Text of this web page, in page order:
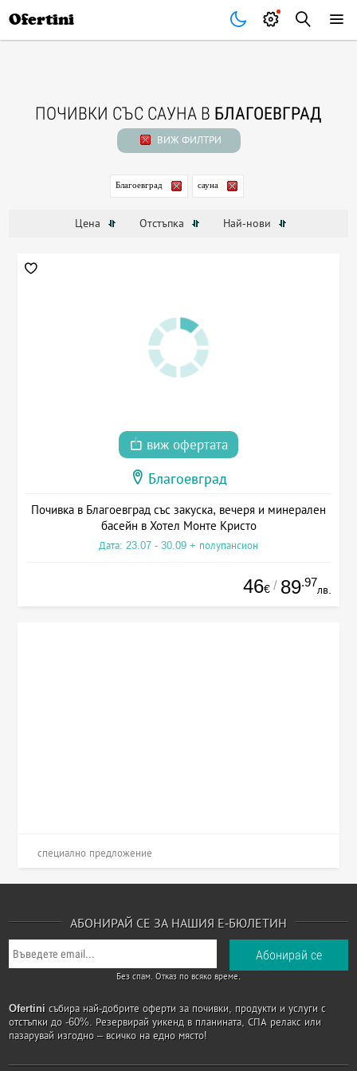
Ofertini
ПОЧИВКИ СЪС САУНА В БЛАГОЕВГРАД
ВИЖ ФИЛТРИ
Благоевград сауна
Цена Отстъпка Най-нови
виж офертата
Благоевград
Почивка в Благоевград със закуска, вечеря и минерален
басейн в Хотел Монте Кристо
Дата: 23.07 - 30.09 + полупансион
46€ / 89.97
лв.
специално предложение
АБОНИРАЙ СЕ ЗА НАШИЯ Е-БЮЛЕТИН
Без спам. Отказ по всяко време.
Ofertini събира най-добрите оферти за почивки, продукти и услуги с
отстъпки до -60%. Резервирай уикенд в планината, СПА релакс или
пазарувай изгодно – всичко на едно място!